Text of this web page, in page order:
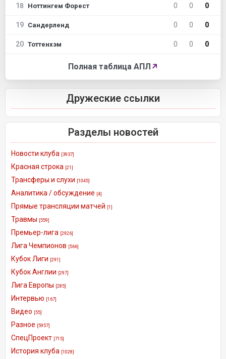
18 Ноттингем Форест 0 0 0
19 Сандерленд 0 0 0
20 Тоттенхэм 0 0 0
Полная таблица АПЛ ↗
Дружеские ссылки
Разделы новостей
Новости клуба [3937]
Красная строка [21]
Трансферы и слухи [1045]
Аналитика / обсуждение [4]
Прямые трансляции матчей [1]
Травмы [559]
Премьер-лига [2926]
Лига Чемпионов [566]
Кубок Лиги [291]
Кубок Англии [297]
Лига Европы [285]
Интервью [167]
Видео [55]
Разное [5957]
СпецПроект [715]
История клуба [1028]